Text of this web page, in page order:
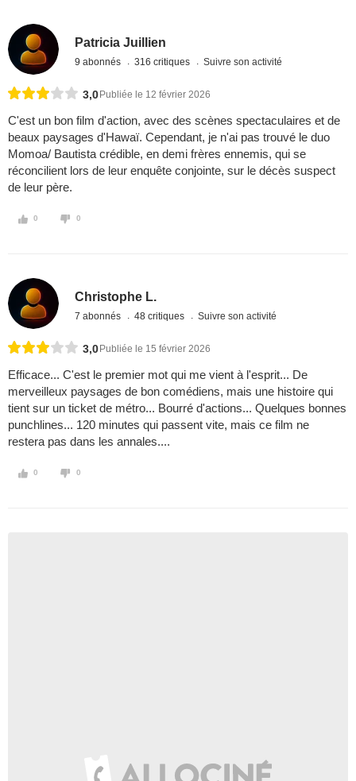
Patricia Juillien
9 abonnés 316 critiques Suivre son activité
3,0 Publiée le 12 février 2026
C'est un bon film d'action, avec des scènes spectaculaires et de
beaux paysages d'Hawaï. Cependant, je n'ai pas trouvé le duo
Momoa/ Bautista crédible, en demi frères ennemis, qui se
réconcilient lors de leur enquête conjointe, sur le décès suspect
de leur père.
0 0
Christophe L.
7 abonnés 48 critiques Suivre son activité
3,0 Publiée le 15 février 2026
Efficace... C'est le premier mot qui me vient à l'esprit... De
merveilleux paysages de bon comédiens, mais une histoire qui
tient sur un ticket de métro... Bourré d'actions... Quelques bonnes
punchlines... 120 minutes qui passent vite, mais ce film ne
restera pas dans les annales....
0 0